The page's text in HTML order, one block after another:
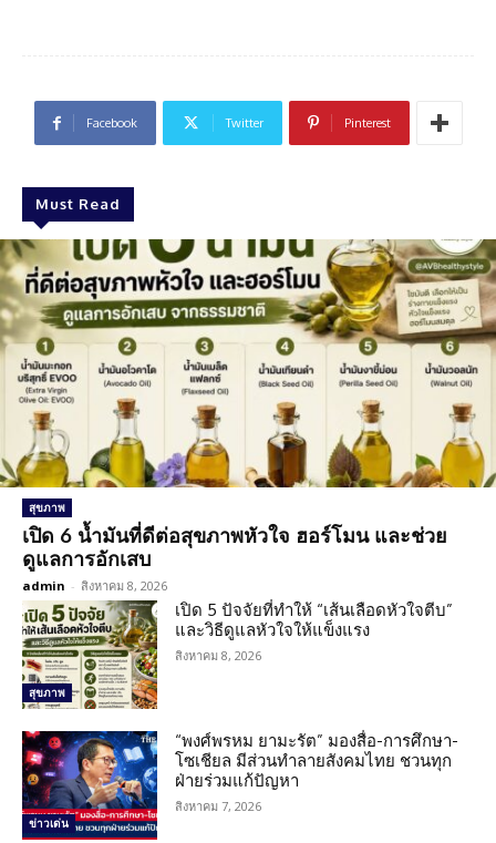
Facebook Twitter Pinterest
Must Read
สุขภาพ
เปิด 6 น้ำมันที่ดีต่อสุขภาพหัวใจ ฮอร์โมน และช่วย
ดูแลการอักเสบ
admin - สิงหาคม 8, 2026
สุขภาพ
เปิด 5 ปัจจัยที่ทำให้ “เส้นเลือดหัวใจตีบ”
และวิธีดูแลหัวใจให้แข็งแรง
สิงหาคม 8, 2026
ข่าวเด่น
“พงศ์พรหม ยามะรัต” มองสื่อ-การศึกษา-
โซเชียล มีส่วนทำลายสังคมไทย ชวนทุก
ฝ่ายร่วมแก้ปัญหา
สิงหาคม 7, 2026